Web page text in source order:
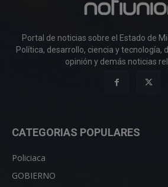
Portal de noticias sobre el Estado de
Política, desarrollo, ciencia y tecnología,
opinión y demás noticias
CATEGORIAS POPULARES
Policiaca
GOBIERNO